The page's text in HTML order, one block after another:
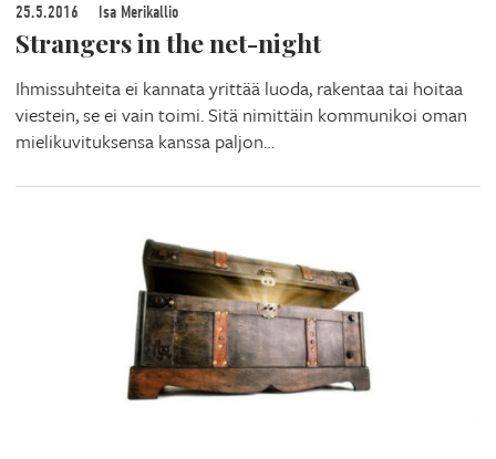
25.5.2016 Isa Merikallio
Strangers in the net-night
Ihmissuhteita ei kannata yrittää luoda, rakentaa tai hoitaa
viestein, se ei vain toimi. Sitä nimittäin kommunikoi oman
mielikuvituksensa kanssa paljon…